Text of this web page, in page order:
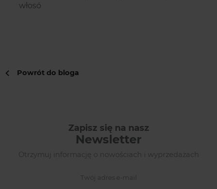
włosó
Powrót do bloga
Zapisz się na nasz
Newsletter
Otrzymuj informację o nowościach i wyprzedażach